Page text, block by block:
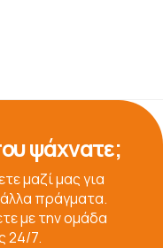
ψάχνατε;
μαζί μας για
πράγματα.
με την ομάδα
24/7.